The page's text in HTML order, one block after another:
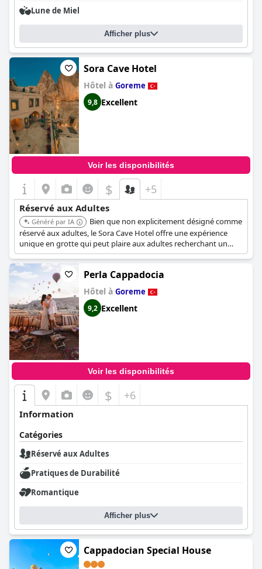
Lune de Miel
Afficher plus
Sora Cave Hotel
Hôtel à Goreme
9,8 Excellent
Voir les disponibilités
$ +5
Réservé aux Adultes
Généré par IA
Bien que non explicitement désigné comme
réservé aux adultes, le Sora Cave Hotel offre une expérience
unique en grotte qui peut plaire aux adultes recherchant un
séjour distinctif. L'ambiance est généralement plus adaptée aux
voyageurs détendus et matures.
Perla Cappadocia
Hôtel à Goreme
9,2 Excellent
Voir les disponibilités
$ +6
Information
Catégories
Réservé aux Adultes
Pratiques de Durabilité
Romantique
Afficher plus
Cappadocian Special House